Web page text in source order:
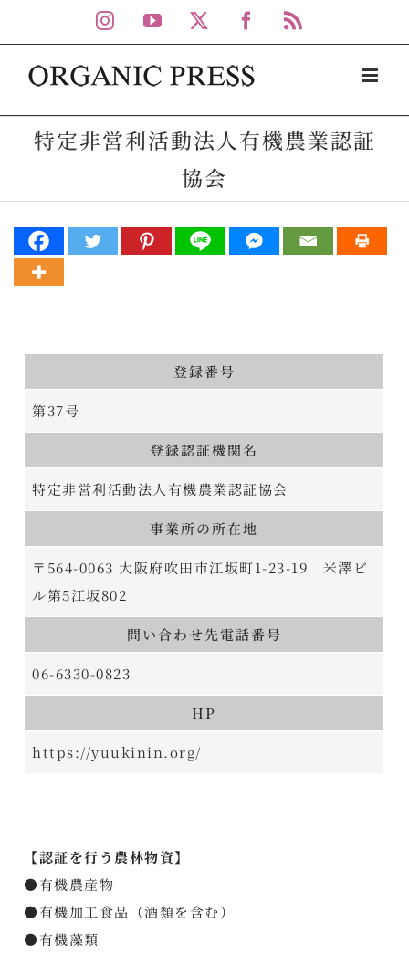
to
content
Instagram
YouTube Facebook
特定非営利活動法人有機農業認証
協会
登録番号
第37号
登録認証機関名
特定非営利活動法人有機農業認証協会
事業所の所在地
〒564-0063 大阪府吹田市江坂町1-23-19 米澤ビ
ル第5江坂802
問い合わせ先電話番号
06-6330-0823
HP
https://yuukinin.org/
【認証を行う農林物資】
●有機農産物
●有機加工食品（酒類を含む）
●有機藻類